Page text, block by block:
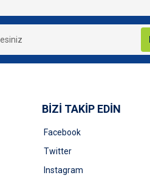
BİZİ TAKİP EDİN
Facebook
Twitter
Instagram